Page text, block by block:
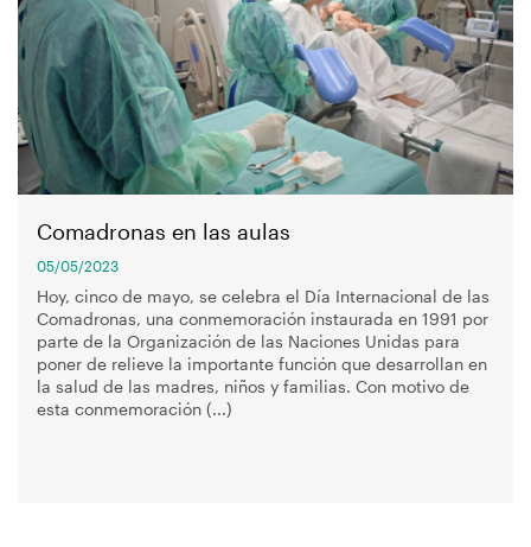
navegación
Comadronas en las aulas
05/05/2023
Hoy, cinco de mayo, se celebra el Día Internacional de las
Comadronas, una conmemoración instaurada en 1991 por
parte de la Organización de las Naciones Unidas para
poner de relieve la importante función que desarrollan en
la salud de las madres, niños y familias. Con motivo de
esta conmemoración (...)